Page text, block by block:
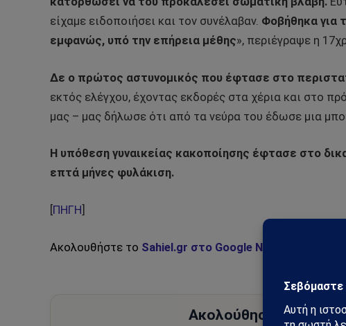
είχαμε ειδοποιήσει και τον συνέλαβαν. Φοβήθηκα για
εμφανώς, υπό την επήρεια μέθης», περιέγραψε η
Δε ο πρώτος αστυνομικός που έφτασε στο
εκτός ελέγχου, έχοντας εκδορές στα χέρια και στο
μας – μας δήλωσε ότι από τα νεύρα του έδωσε μια
Η υπόθεση γυναικείας κακοποίησης έφτασε στο
επτά μήνες φυλάκιση.
ΠΗΓΗ
Ακολουθήστε το Sahiel.gr στο Google News και
Ακολούθησε το Sahiel